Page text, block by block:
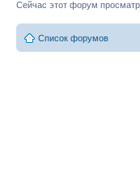
Сейчас этот форум
Список форумов